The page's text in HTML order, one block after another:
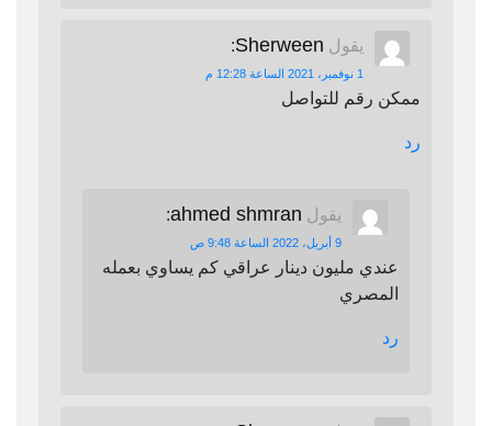
يقول Sherween
:
1 نوفمبر، 2021 الساعة 12:28 م
ممكن رقم للتواصل
رد
يقول ahmed shmran
:
9 أبريل، 2022 الساعة 9:48 ص
عندي مليون دينار عراقي كم يساوي بعمله
المصري
رد